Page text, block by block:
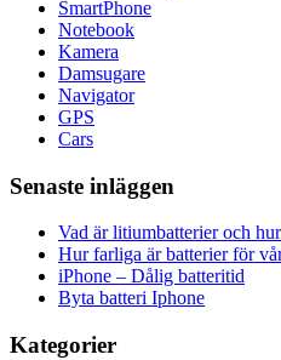
SmartPhone
Notebook
Kamera
Damsugare
Navigator
GPS
Cars
Senaste inläggen
Vad är litiumbatterier och
Hur farliga är batterier för
iPhone – Dålig batteritid
Byta batteri Iphone
Kategorier